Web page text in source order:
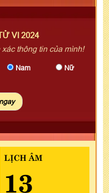
VI 2024
thông tin của mình!
Nam Nữ
LỊCH ÂM
13